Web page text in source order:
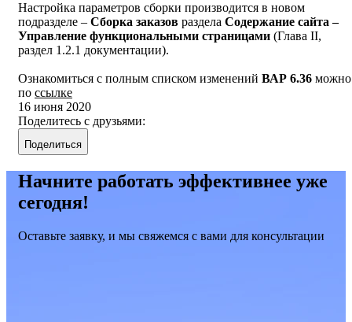
Настройка параметров сборки производится в новом
подразделе – Сборка заказов раздела Содержание сайта –
Управление функциональными страницами (Глава II,
раздел 1.2.1 документации).
Ознакомиться с полным списком изменений ВАР 6.36 можно
по ссылке
16 июня 2020
Поделитесь с друзьями:
Поделиться
Начните работать эффективнее уже
сегодня!
Оставьте заявку, и мы свяжемся с вами для консультации